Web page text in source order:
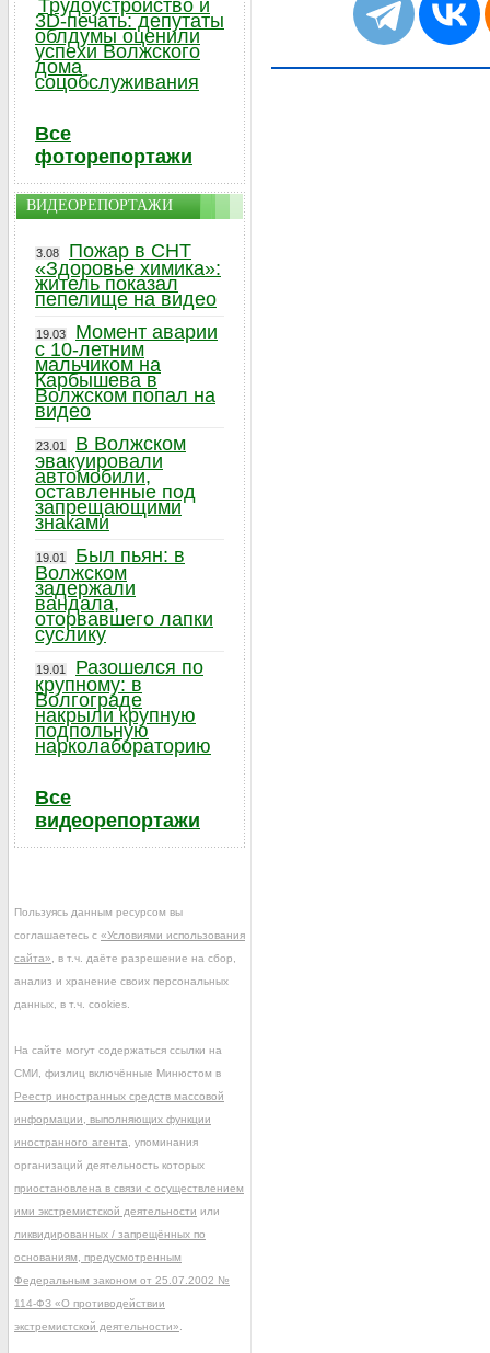
Трудоустройство и
3D-печать: депутаты
облдумы оценили
успехи Волжского
дома
соцобслуживания
Все
фоторепортажи
ВИДЕОРЕПОРТАЖИ
3.08
Пожар в СНТ
«Здоровье химика»:
житель показал
пепелище на видео
19.03
Момент аварии
с 10-летним
мальчиком на
Карбышева в
Волжском попал на
видео
23.01
В Волжском
эвакуировали
автомобили,
оставленные под
запрещающими
знаками
19.01
Был пьян: в
Волжском
задержали
вандала,
оторвавшего лапки
суслику
19.01
Разошелся по
крупному: в
Волгограде
накрыли крупную
подпольную
нарколабораторию
Все
видеорепортажи
Пользуясь данным ресурсом вы
соглашаетесь с «Условиями использования
сайта» , в т.ч. даёте разрешение на сбор,
анализ и хранение своих персональных
данных, в т.ч. cookies.
На сайте могут содержаться ссылки на
СМИ, физлиц включённые Минюстом в
Реестр иностранных средств массовой
информации, выполняющих функции
иностранного агента , упоминания
организаций деятельность которых
приостановлена в связи с осуществлением
ими экстремистской деятельности или
ликвидированных / запрещённых по
основаниям, предусмотренным
Федеральным законом от 25.07.2002 №
114-ФЗ «О противодействии
экстремистской деятельности»